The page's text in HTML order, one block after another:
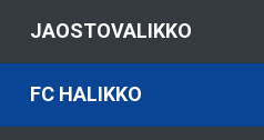
JAOSTOVALIKKO
FC HALIKKO